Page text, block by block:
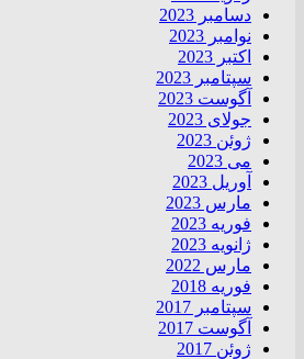
دسامبر 2023
نوامبر 2023
اکتبر 2023
سپتامبر 2023
آگوست 2023
جولای 2023
ژوئن 2023
می 2023
آوریل 2023
مارس 2023
فوریه 2023
ژانویه 2023
مارس 2022
فوریه 2018
سپتامبر 2017
آگوست 2017
ژوئن 2017